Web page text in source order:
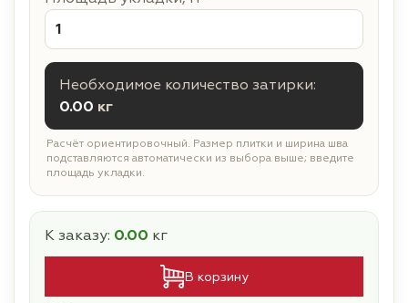
Необходимое количество затирки:
0.00 кг
Расчёт ориентировочный. Размер плитки и ширина шва
подставляются автоматически из выбора выше; введите
площадь укладки.
К заказу: 0.00 кг
В корзину